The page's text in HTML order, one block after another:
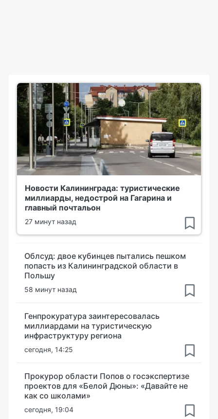
Новости Калининграда: туристические
миллиарды, недострой на Гагарина и
главный почтальон
27 минут назад
Облсуд: двое кубинцев пытались пешком
попасть из Калининградской области в
Польшу
58 минут назад
Генпрокуратура заинтересовалась
миллиардами на туристическую
инфраструктуру региона
сегодня, 14:25
Прокурор области Попов о госэкспертизе
проектов для «Белой Дюны»: «Давайте не
как со школами»
сегодня, 19:04